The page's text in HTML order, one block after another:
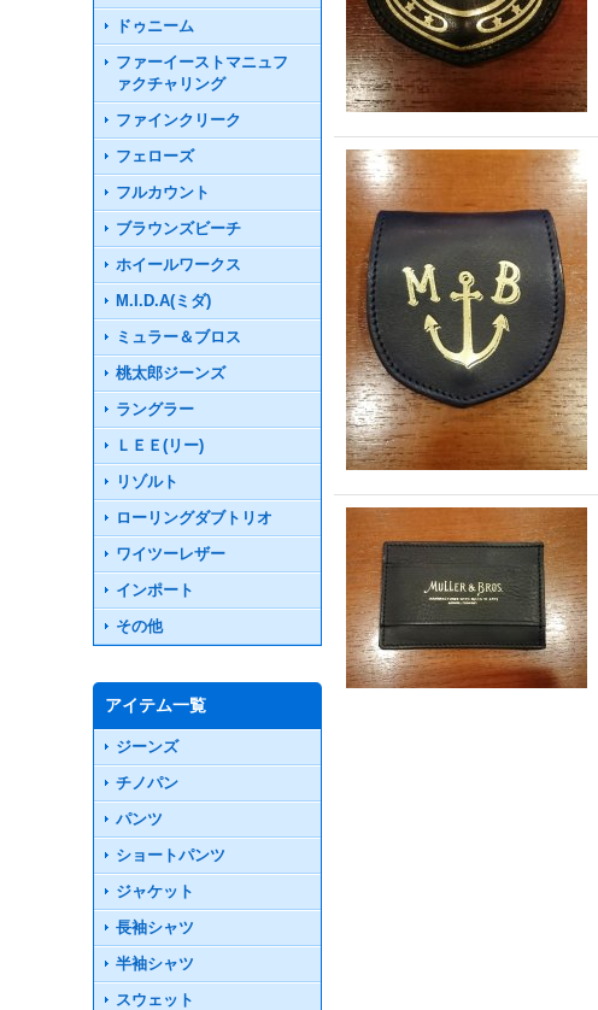
ドゥニーム
ファーイーストマニュフ
ァクチャリング
ファインクリーク
フェローズ
フルカウント
ブラウンズビーチ
ホイールワークス
M.I.D.A(ミダ)
ミュラー＆ブロス
桃太郎ジーンズ
ラングラー
ＬＥＥ(リー)
リゾルト
ローリングダブトリオ
ワイツーレザー
インポート
その他
アイテム一覧
ジーンズ
チノパン
パンツ
ショートパンツ
ジャケット
長袖シャツ
半袖シャツ
スウェット